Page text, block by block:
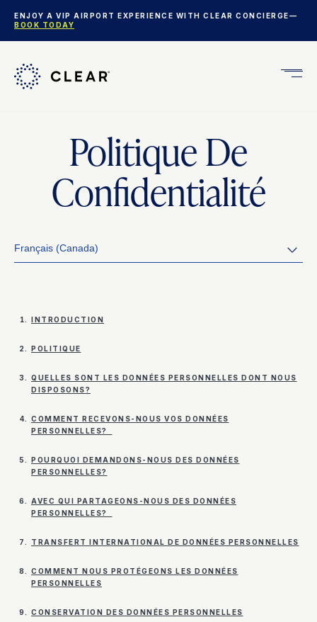
ENJOY A VIP AIRPORT EXPERIENCE WITH CLEAR CONCIERGE—
BOOK TODAY
Politique De
Confidentialité
Français (Canada)
INTRODUCTION
POLITIQUE
QUELLES SONT LES DONNÉES PERSONNELLES DONT NOUS
DISPOSONS?
COMMENT RECEVONS-NOUS VOS DONNÉES
PERSONNELLES?
POURQUOI DEMANDONS-NOUS DES DONNÉES
PERSONNELLES?
AVEC QUI PARTAGEONS-NOUS DES DONNÉES
PERSONNELLES?
TRANSFERT INTERNATIONAL DE DONNÉES PERSONNELLES
COMMENT NOUS PROTÉGEONS LES DONNÉES
PERSONNELLES
CONSERVATION DES DONNÉES PERSONNELLES